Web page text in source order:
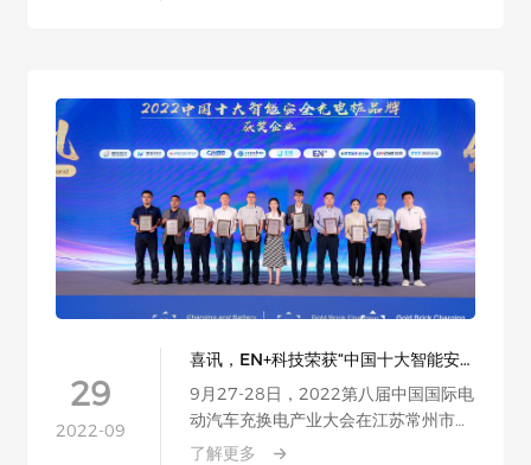
喜讯，EN+科技荣获“中国十大智能安
全充电桩品牌”奖
9月27-28日，2022第八届中国国际电
动汽车充换电产业大会在江苏常州市举
办……
了解更多
29
2022-09